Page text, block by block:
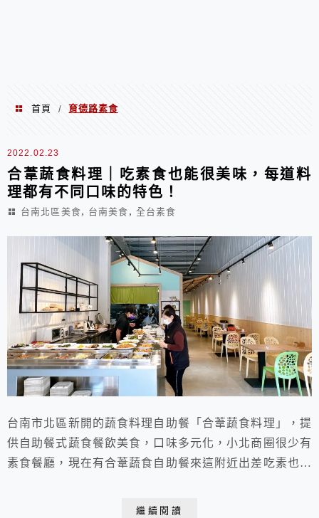
首頁 / 育德路素食
育德路素食
2022.02.23
合葦蔬食料理｜吃素食也能很美味，每道料
理都有不同口味的特色！
台南北區美食, 台南美食 , 全台素食
台南市北區新開的蔬食料理自助餐「合葦蔬食料理」，提
供自助餐式蔬食餐飲美食，口味多元化，小北商圈很少有
素食餐廳，現在有合葦蔬食自助餐來這附近出差吃素也比
繼續閱讀